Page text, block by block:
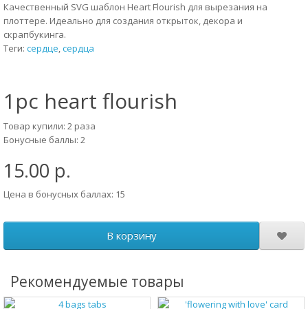
Качественный SVG шаблон Heart Flourish для вырезания на
плоттере. Идеально для создания открыток, декора и
скрапбукинга.
Теги: сердце,сердца
1pc heart flourish
Товар купили: 2 раза
Бонусные баллы: 2
15.00 р.
Цена в бонусных баллах: 15
В корзину
Рекомендуемые товары